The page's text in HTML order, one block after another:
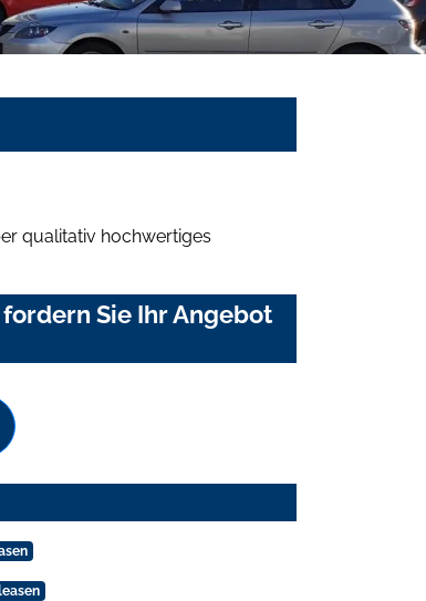
qualitativ hochwertiges
Sie Ihr Angebot